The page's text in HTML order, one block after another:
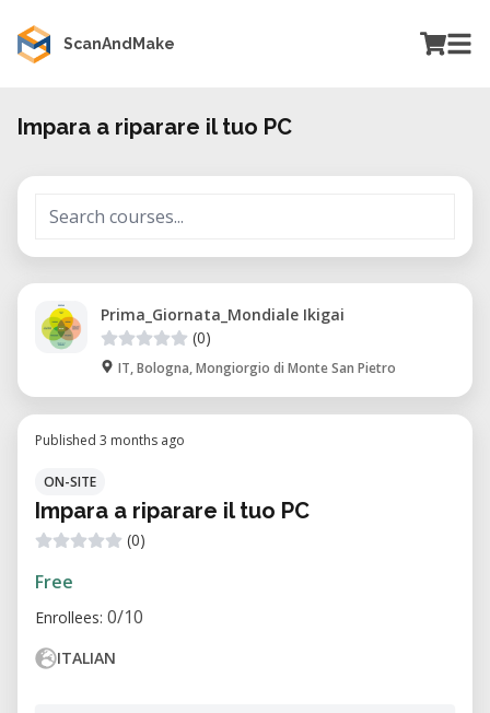
ScanAndMake
Impara a riparare il tuo PC
Prima_Giornata_Mondiale Ikigai
(0)
IT, Bologna, Mongiorgio di Monte San Pietro
Published 3 months ago
ON-SITE
Impara a riparare il tuo PC
(0)
Free
Enrollees: 0/10
ITALIAN